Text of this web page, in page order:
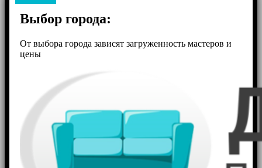
Выбор города:
От выбора города зависят загруженность мастеров и
цены